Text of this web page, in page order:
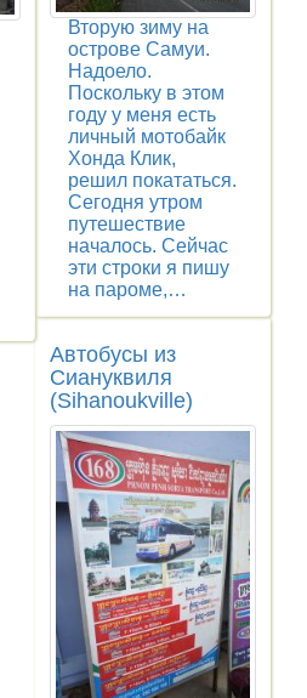
Вторую зиму на
острове Самуи.
Надоело.
Поскольку в этом
году у меня есть
личный мотобайк
Хонда Клик,
решил покататься.
Сегодня утром
путешествие
началось. Сейчас
эти строки я пишу
на пароме,…
Автобусы из
Сиануквиля
(Sihanoukville)